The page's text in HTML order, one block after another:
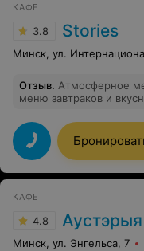
таковой не признали и
впечатление – ниже
о заведении считаю
недостоверными.
КАФЕ
3.8 Stories
Минск, ул.
Отзыв. Атмосферное
меню завтраков и
КАФЕ
4.8
Минск, ул. Энгельса, 7